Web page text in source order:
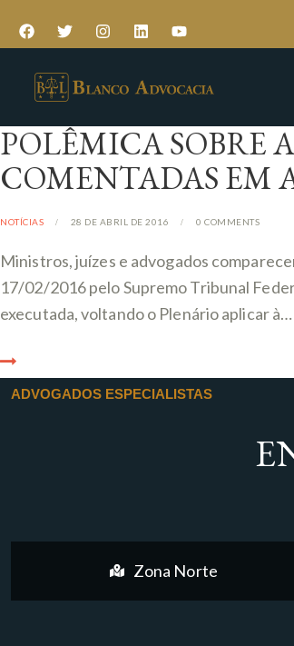
POLÊMICA SOBRE
COMENTADAS EM
NOTÍCIAS 28 DE ABRIL DE 2016 0 COMMENTS
Ministros, juízes e advogados
17/02/2016 pelo Supremo Tribunal
executada, voltando o Plenário aplicar à…
ADVOGADOS ESPECIALISTAS
Zona Norte